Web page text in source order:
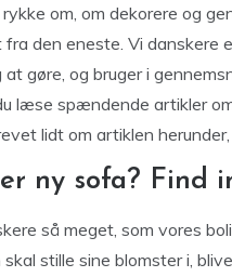
om, om dekorere og
den eneste. Vi danskere
gøre, og bruger i
læse spændende artikler
lidt om artiklen
ny sofa? Find
så meget, som vores
stille sine blomster i,